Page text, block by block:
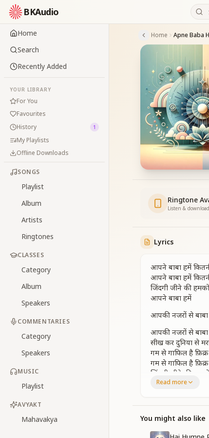
BKAudio
Home
Search
Recently Added
YOUR LIBRARY
For You
Favourites
History
1
My Playlists
Offline Downloads
SONGS
Playlist
Album
Artists
Ringtones
CLASSES
Category
Album
Speakers
COMMENTARIES
Category
Speakers
MUSIC
Playlist
AVYAKT
Mahavakya
Home Apne Baba
Ringtone
Listen &
Lyrics
आपने बाबा हमें
आपने बाबा हमें
जिंदगी जीने की
आपने बाबा हमें
आपकी नजरों से
आपकी नजरों से
सीख कर दुनिया से
गम से गाफिल है
गम से गाफिल है
जिंदगी जीने की
आपने बाबा हमें
क्या निराली शान है
Read more
You might also like